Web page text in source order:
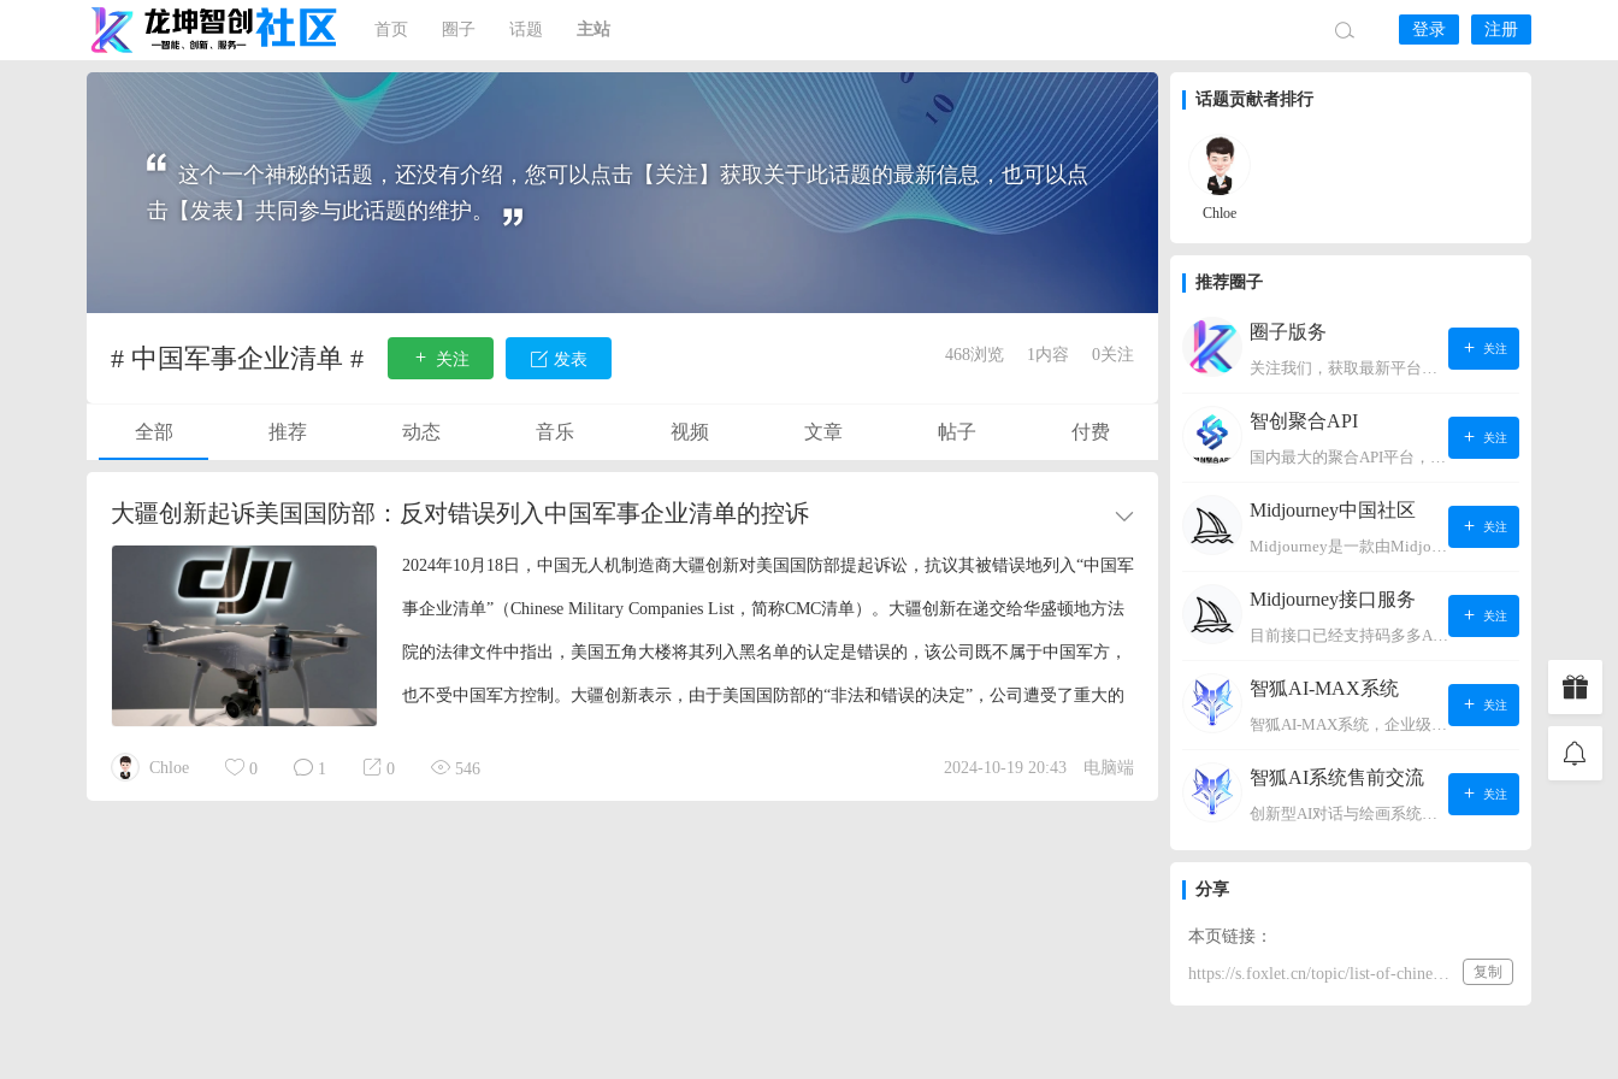
首页 圈子 话题 主站 登录 注册
话题贡献者排行
Chloe
推荐圈子
圈子版务
关注我们，获取最新平台动态。
关注
智创聚合API
国内最大的聚合API平台，支持OpenAI、阿里、智谱、360、讯飞、百度等国内外大语言模型。https://s.lconai.com/
关注
Midjourney中国社区
Midjourney是一款由Midjourney有限公司开发的数字艺术工具软件，具有生成虚拟世界的强大能力，可根据用户输入的文字或语音在虚拟世界中生成对应场景，使用户能够探索和创造自己的数字艺术作品。
关注
Midjourney接口服务
目前接口已经支持码多多AI系统、小狐狸AI系统，如需其它接口请联系微信客服：lonconst
关注
智狐AI-MAX系统
智狐AI-MAX系统，企业级AI知识库，可以进行AI对话、AI应用，拥有强大的第三方对接能力。适用企业智能客服、企业智能文档、专家顾问助理等多种企业级商业场景，具有较大的商业使用价值。 如需购买请联系客服微信：lonconst
关注
智狐AI系统售前交流
创新型AI对话与绘画系统（非官方） 如需购买请联系微信客服：lonconst
关注
分享
本页链接：
https://s.foxlet.cn/topic/list-of-chinese-military-enterprises 复制
这个一个神秘的话题，还没有介绍，您可以点击【关注】获取关于此话题的最新信息，也可以点
击【发表】共同参与此话题的维护。
# 中国军事企业清单 # 关注 发表 468浏览 1内容 0关注
全部 推荐 动态 音乐 视频 文章 帖子 付费
大疆创新起诉美国国防部：反对错误列入中国军事企业清单的控诉
2024年10月18日，中国无人机制造商大疆创新对美国国防部提起诉讼，抗议其被错误地列入“中国军
事企业清单”（Chinese Military Companies List，简称CMC清单）。大疆创新在递交给华盛顿地方法
院的法律文件中指出，美国五角大楼将其列入黑名单的认定是错误的，该公司既不属于中国军方，
也不受中国军方控制。大疆创新表示，由于美国国防部的“非法和错误的决定”，公司遭受了重大的
Chloe 0 1 0 546 2024-10-19 20:43 电脑端